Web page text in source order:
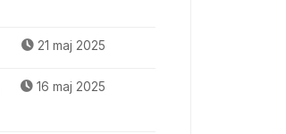
21 maj 2025
16 maj 2025